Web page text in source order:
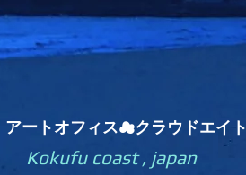
アートオフィス☁クラウドエイト
Kokufu coast , japan